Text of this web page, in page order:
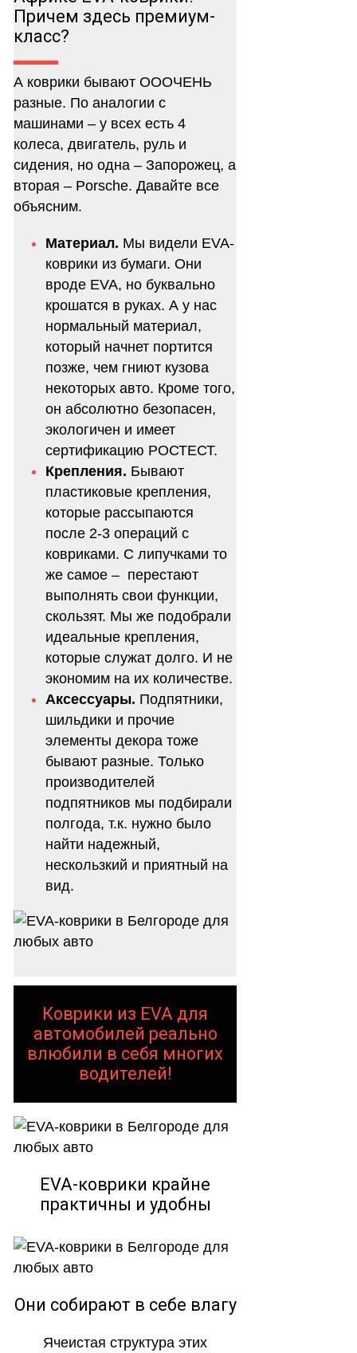
Причем здесь премиум-
класс?
А коврики бывают ОООЧЕНЬ
разные. По аналогии с
машинами – у всех есть 4
колеса, двигатель, руль и
сидения, но одна – Запорожец, а
вторая – Porsche. Давайте все
объясним.
Материал. Мы видели EVA-
коврики из бумаги. Они
вроде EVA, но буквально
крошатся в руках. А у нас
нормальный материал,
который начнет портится
позже, чем гниют кузова
некоторых авто. Кроме того,
он абсолютно безопасен,
экологичен и имеет
сертификацию РОСТЕСТ.
Крепления. Бывают
пластиковые крепления,
которые рассыпаются
после 2-3 операций с
ковриками. С липучками то
же самое – перестают
выполнять свои функции,
скользят. Мы же подобрали
идеальные крепления,
которые служат долго. И не
экономим на их количестве.
Аксессуары. Подпятники,
шильдики и прочие
элементы декора тоже
бывают разные. Только
производителей
подпятников мы подбирали
полгода, т.к. нужно было
найти надежный,
нескользкий и приятный на
вид.
Коврики из EVA для
автомобилей реально
влюбили в себя многих
водителей!
EVA-коврики крайне
практичны и удобны
Они собирают в себе влагу
Ячеистая структура этих